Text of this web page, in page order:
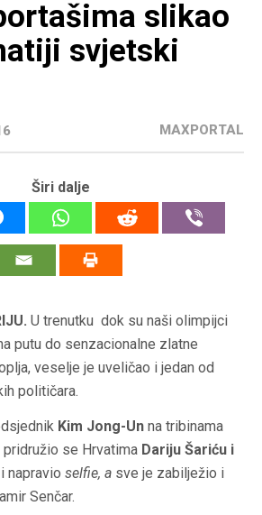
slikao
svjetski
MAXPORTAL
Širi dalje
U trenutku dok su naši olimpijci
putu do senzacionalne zlatne
veselje je uveličao i jedan od
političara.
Kim Jong-Un na tribinama
se Hrvatima Dariju Šariću i
i napravio selfie, a sve je zabilježio i
Senčar.